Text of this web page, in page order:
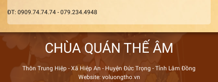
ĐT: 0909.74.74.74 - 079.234.4948
CHÙA QUÁN THẾ ÂM
Thôn Trung Hiệp - Xã Hiệp An - Huyện Đức Trọng - Tỉnh Lâm Đồng
Website: voluongtho.vn